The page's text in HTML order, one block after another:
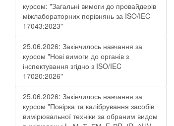
курсом: "Загальні вимоги до провайдерів
міжлабораторних порівнянь за ISO/IEC
17043:2023"
25.06.2026: Закінчилось навчання за
курсом "Нові вимоги до органів з
інспектування згідно з ISO/IEC
17020:2026"
25.06.2026: Закінчилось навчання за
курсом "Повірка та калібрування засобів
вимірювальної техніки за обраним видом